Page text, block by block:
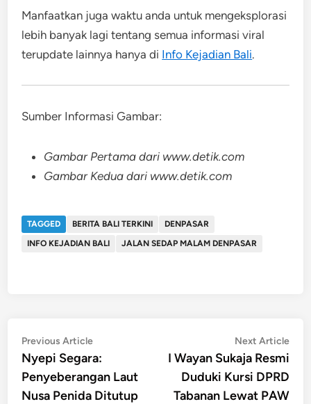
Manfaatkan juga waktu anda untuk mengeksplorasi
lebih banyak lagi tentang semua informasi viral
terupdate lainnya hanya di Info Kejadian Bali.
Sumber Informasi Gambar:
Gambar Pertama dari www.detik.com
Gambar Kedua dari www.detik.com
TAGGED BERITA BALI TERKINI
DENPASAR
INFO KEJADIAN BALI
JALAN SEDAP MALAM DENPASAR
Post
navigation
Previous ArticlePrevious
article:
Nyepi Segara:
Penyeberangan Laut
Nusa Penida Ditutup
Next Article
I Wayan Sukaja Resmi
Duduki Kursi DPRD
Tabanan Lewat PAW